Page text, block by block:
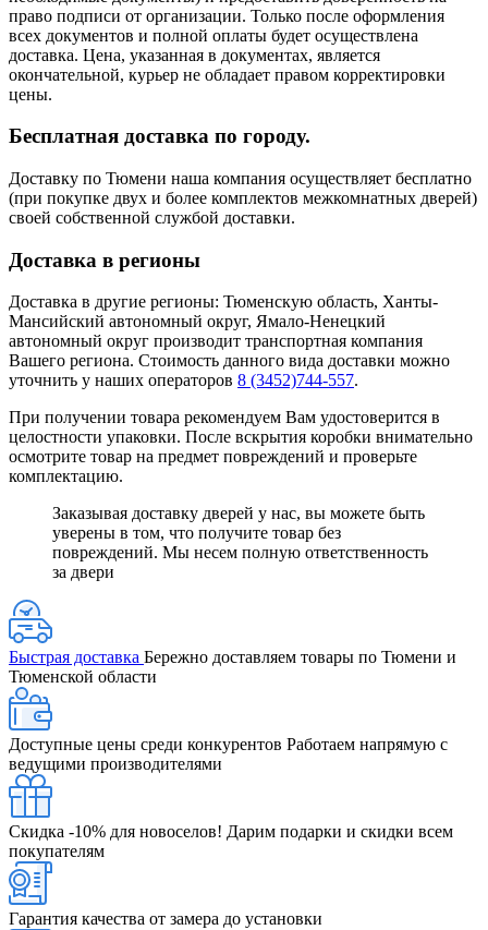
право подписи от организации. Только после оформления
всех документов и полной оплаты будет осуществлена
доставка. Цена, указанная в документах, является
окончательной, курьер не обладает правом корректировки
цены.
Бесплатная доставка по городу.
Доставку по Тюмени наша компания осуществляет бесплатно
(при покупке двух и более комплектов межкомнатных дверей)
своей собственной службой доставки.
Доставка в регионы
Доставка в другие регионы: Тюменскую область, Ханты-
Мансийский автономный округ, Ямало-Ненецкий
автономный округ производит транспортная компания
Вашего региона. Стоимость данного вида доставки можно
уточнить у наших операторов 8 (3452)744-557.
При получении товара рекомендуем Вам удостоверится в
целостности упаковки. После вскрытия коробки внимательно
осмотрите товар на предмет повреждений и проверьте
комплектацию.
Заказывая доставку дверей у нас, вы можете быть
уверены в том, что получите товар без
повреждений. Мы несем полную ответственность
за двери
Быстрая доставка Бережно доставляем товары по Тюмени и
Тюменской области
Доступные цены среди конкурентов Работаем напрямую с
ведущими производителями
Скидка -10% для новоселов! Дарим подарки и скидки всем
покупателям
Гарантия качества от замера до установки